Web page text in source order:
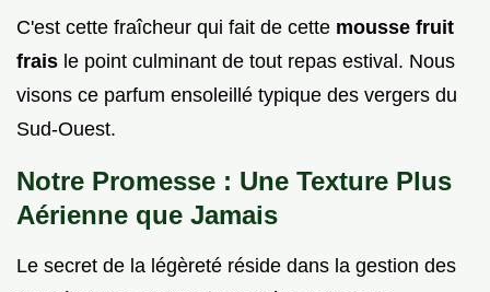
C'est cette fraîcheur qui fait de cette mousse fruit
frais le point culminant de tout repas estival. Nous
visons ce parfum ensoleillé typique des vergers du
Sud-Ouest.
Notre Promesse : Une Texture Plus
Aérienne que Jamais
Le secret de la légèreté réside dans la gestion des